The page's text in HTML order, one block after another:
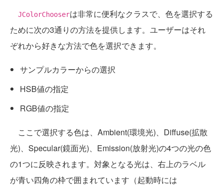
JColorChooserは非常に便利なクラスで、色を選択する
ために次の3通りの方法を提供します。ユーザーはそれ
ぞれから好きな方法で色を選択できます。
サンプルカラーからの選択
HSB値の指定
RGB値の指定
ここで選択する色は、Ambient(環境光)、Diffuse(拡散
光)、Specular(鏡面光)、Emission(放射光)の4つの光の色
の1つに反映されます。対象となる光は、右上のラベル
が青い四角の枠で囲まれています（起動時には